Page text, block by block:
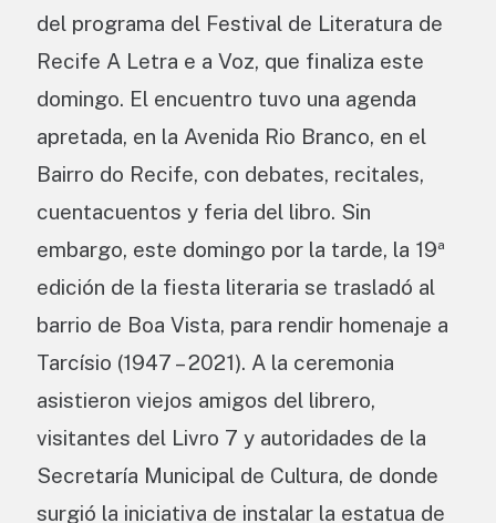
del programa del Festival de Literatura de
Recife A Letra e a Voz, que finaliza este
domingo. El encuentro tuvo una agenda
apretada, en la Avenida Rio Branco, en el
Bairro do Recife, con debates, recitales,
cuentacuentos y feria del libro. Sin
embargo, este domingo por la tarde, la 19ª
edición de la fiesta literaria se trasladó al
barrio de Boa Vista, para rendir homenaje a
Tarcísio (1947 – 2021). A la ceremonia
asistieron viejos amigos del librero,
visitantes del Livro 7 y autoridades de la
Secretaría Municipal de Cultura, de donde
surgió la iniciativa de instalar la estatua de